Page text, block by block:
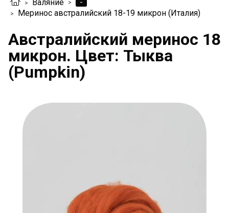
Валяние
-
Меринос австралийский 18-19 микрон (Италия)
Австралийский меринос 18
микрон. Цвет: Тыква
(Pumpkin)